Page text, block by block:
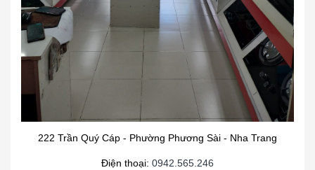
222 Trần Quý Cáp - Phường Phương Sài - Nha Trang
Điện thoại: 0942.565.246